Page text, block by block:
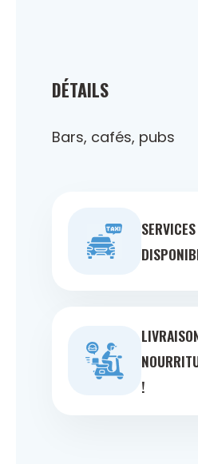
DÉTAILS
Bars, cafés, pubs
!